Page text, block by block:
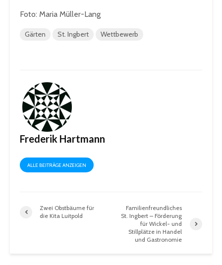
Foto: Maria Müller-Lang
Gärten St. Ingbert Wettbewerb
Frederik Hartmann
ALLE BEITRÄGE ANZEIGEN
Zwei Obstbäume für
die Kita Luitpold
Familienfreundliches
St. Ingbert – Förderung
für Wickel- und
Stillplätze in Handel
und Gastronomie